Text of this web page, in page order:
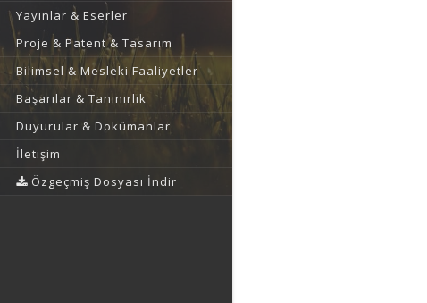
Yayınlar & Eserler
Proje & Patent & Tasarım
Bilimsel & Mesleki Faaliyetler
Başarılar & Tanınırlık
Duyurular & Dokümanlar
İletişim
Özgeçmiş Dosyası İndir